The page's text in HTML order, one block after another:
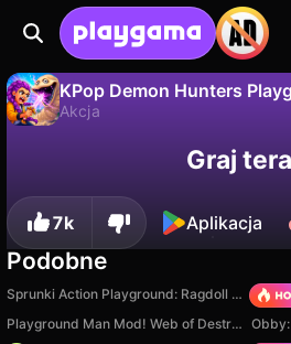
KPop Demon Hunters
Akcja
Zapisz postępy! Nie
Graj
7k Aplikacja
Podobne
Sprunki Action Playground: Ragdoll Sandbox
Playground Man Mod! Web of Destruction!